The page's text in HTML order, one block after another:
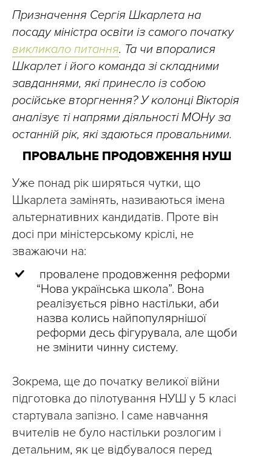
Призначення Сергія Шкарлета на
посаду міністра освіти із самого початку
викликало питання. Та чи впоралися
Шкарлет і його команда зі складними
завданнями, які принесло із собою
російське вторгнення? У колонці Вікторія
аналізує ті напрями діяльності МОНу за
останній рік, які здаються провальними.
ПРОВАЛЬНЕ ПРОДОВЖЕННЯ НУШ
Уже понад рік ширяться чутки, що
Шкарлета замінять, називаються імена
альтернативних кандидатів. Проте він
досі при міністерському кріслі, не
зважаючи на:
‎ провалене продовження реформи
“Нова українська школа”. Вона
реалізується рівно настільки, аби
назва колись найпопулярнішої
реформи десь фігурувала, але щоби
не змінити чинну систему.
Зокрема, ще до початку великої війни
підготовка до пілотування НУШ у 5 класі
стартувала запізно. І саме навчання
вчителів не було настільки розлогим і
детальним, як це відбувалося перед